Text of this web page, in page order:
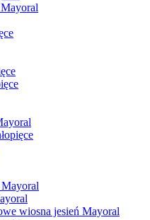
wiosna jesień Mayoral